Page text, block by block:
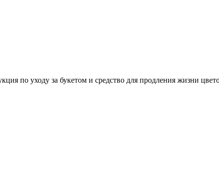
по уходу за букетом и средство для продления жизни